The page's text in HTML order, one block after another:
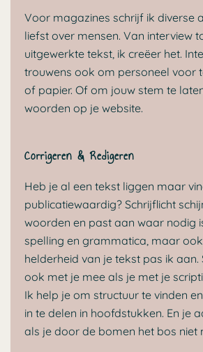
Voor magazines schrijf ik diverse
liefst over mensen. Van interview
uitgewerkte tekst, ik creëer het.
trouwens ook om personeel voor
of papier. Of om jouw stem te
woorden op je website.
Corrigeren & Redigeren
Heb je al een tekst liggen maar
publicatiewaardig? Schrijflicht
woorden en past aan waar nodig
spelling en grammatica, maar
helderheid van je tekst pas ik aan.
ook met je mee als je met je
Ik help je om structuur te vinden
in te delen in hoofdstukken. En je
als je door de bomen het bos niet